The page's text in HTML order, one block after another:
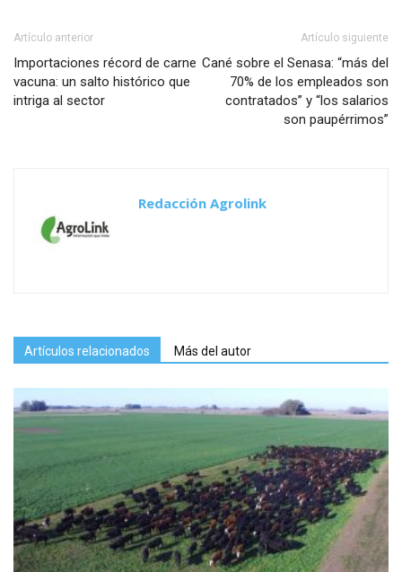
Artículo anterior
Importaciones récord de carne
vacuna: un salto histórico que
intriga al sector
Artículo siguiente
Cané sobre el Senasa: “más del
70% de los empleados son
contratados” y “los salarios
son paupérrimos”
Redacción Agrolink
Artículos relacionados Más del autor